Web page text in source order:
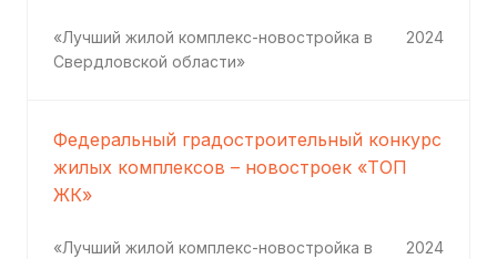
«Лучший жилой комплекс-новостройка в
Свердловской области»
2024
Федеральный градостроительный конкурс
жилых комплексов – новостроек «ТОП
ЖК»
«Лучший жилой комплекс-новостройка в
2024